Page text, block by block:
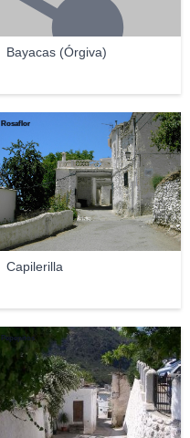
Bayacas (Órgiva)
Capilerilla
Rosaflor
Pepepitos